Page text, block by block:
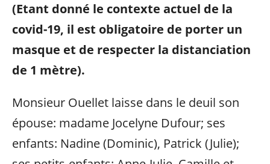
(Etant donné le contexte actuel de la
covid-19, il est obligatoire de porter un
masque et de respecter la distanciation
de 1 mètre).
Monsieur Ouellet laisse dans le deuil son
épouse: madame Jocelyne Dufour; ses
enfants: Nadine (Dominic), Patrick (Julie);